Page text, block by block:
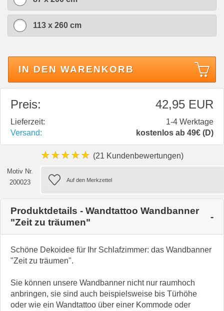
113 x 260 cm
IN DEN WARENKORB
Preis: 42,95 EUR
Lieferzeit:
1-4 Werktage
Versand:
kostenlos ab 49€ (D)
★★★★★ (21 Kundenbewertungen)
Motiv Nr.
200023
Produktdetails - Wandtattoo Wandbanner
"Zeit zu träumen"
Schöne Dekoidee für Ihr Schlafzimmer: das Wandbanner
"Zeit zu träumen".
Sie können unsere Wandbanner nicht nur raumhoch
anbringen, sie sind auch beispielsweise bis Türhöhe
oder wie ein Wandtattoo über einer Kommode oder